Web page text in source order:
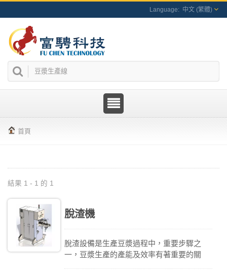
中文 (繁體)
首頁
結果 1 - 1 的 1
脫渣機
脫渣設備是生產豆漿過程中，重要步驟之
一，豆漿生產的產能及效率有著重要的關